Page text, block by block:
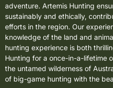
adventure. Artemis Hunting
sustainably and ethically,
efforts in the region. Our
knowledge of the land and
hunting experience is both
Hunting for a once-in-a-lifetime
the untamed wilderness of
of big-game hunting with the